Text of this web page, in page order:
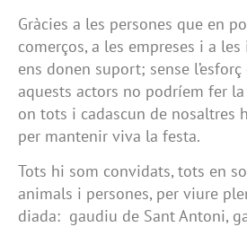
Gràcies a les persones que en
comerços, a les empreses i a
ens donen suport; sense
aquests actors no podríem fer
on tots i cadascun de nosaltres
per mantenir viva la festa.
Tots hi som convidats, tots en
animals i persones, per viure
diada: gaudiu de Sant Antoni,